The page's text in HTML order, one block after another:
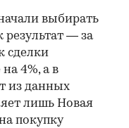
выбирать
— за
сделки
4%, а в
из данных
лишь Новая
покупку